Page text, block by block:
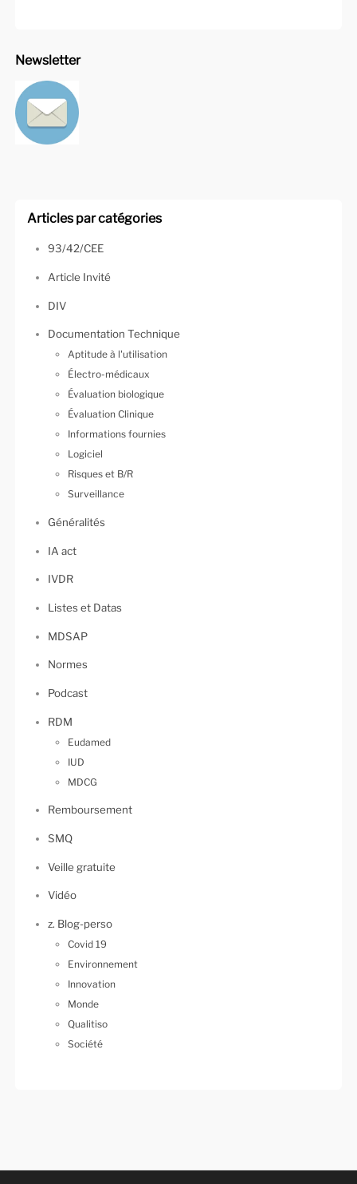
Newsletter
Articles par catégories
93/42/CEE
Article Invité
DIV
Documentation Technique
Aptitude à l'utilisation
Électro-médicaux
Évaluation biologique
Évaluation Clinique
Informations fournies
Logiciel
Risques et B/R
Surveillance
Généralités
IA act
IVDR
Listes et Datas
MDSAP
Normes
Podcast
RDM
Eudamed
IUD
MDCG
Remboursement
SMQ
Veille gratuite
Vidéo
z. Blog-perso
Covid 19
Environnement
Innovation
Monde
Qualitiso
Société